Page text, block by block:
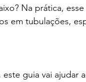
Na prática,
em tubulações,
guia vai ajudar